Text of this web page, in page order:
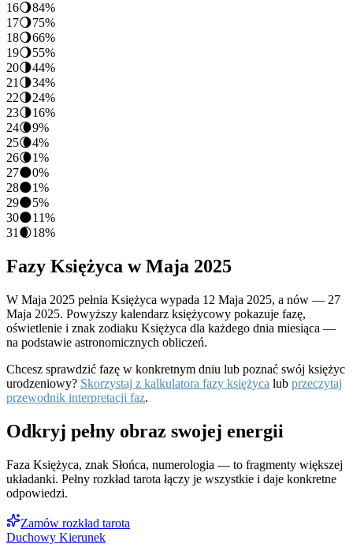
16🌖84%
17🌖75%
18🌖66%
19🌖55%
20🌗44%
21🌗34%
22🌗24%
23🌗16%
24🌘9%
25🌘4%
26🌘1%
27🌑0%
28🌑1%
29🌑5%
30🌑11%
31🌒18%
Fazy Księżyca wMaja 2025
W Maja 2025 pełnia Księżyca wypada 12 Maja 2025, a nów — 27
Maja 2025. Powyższy kalendarz księżycowy pokazuje fazę,
oświetlenie i znak zodiaku Księżyca dla każdego dnia miesiąca —
na podstawie astronomicznych obliczeń.
Chcesz sprawdzić fazę w konkretnym dniu lub poznać swój księżyc
urodzeniowy? Skorzystaj z kalkulatora fazy księżyca lub przeczytaj
przewodnik interpretacji faz.
Odkryj pełny obraz swojej energii
Faza Księżyca, znak Słońca, numerologia — to fragmenty większej
układanki. Pełny rozkład tarota łączy je wszystkie i daje konkretne
odpowiedzi.
Zamów rozkład tarota
Duchowy Kierunek